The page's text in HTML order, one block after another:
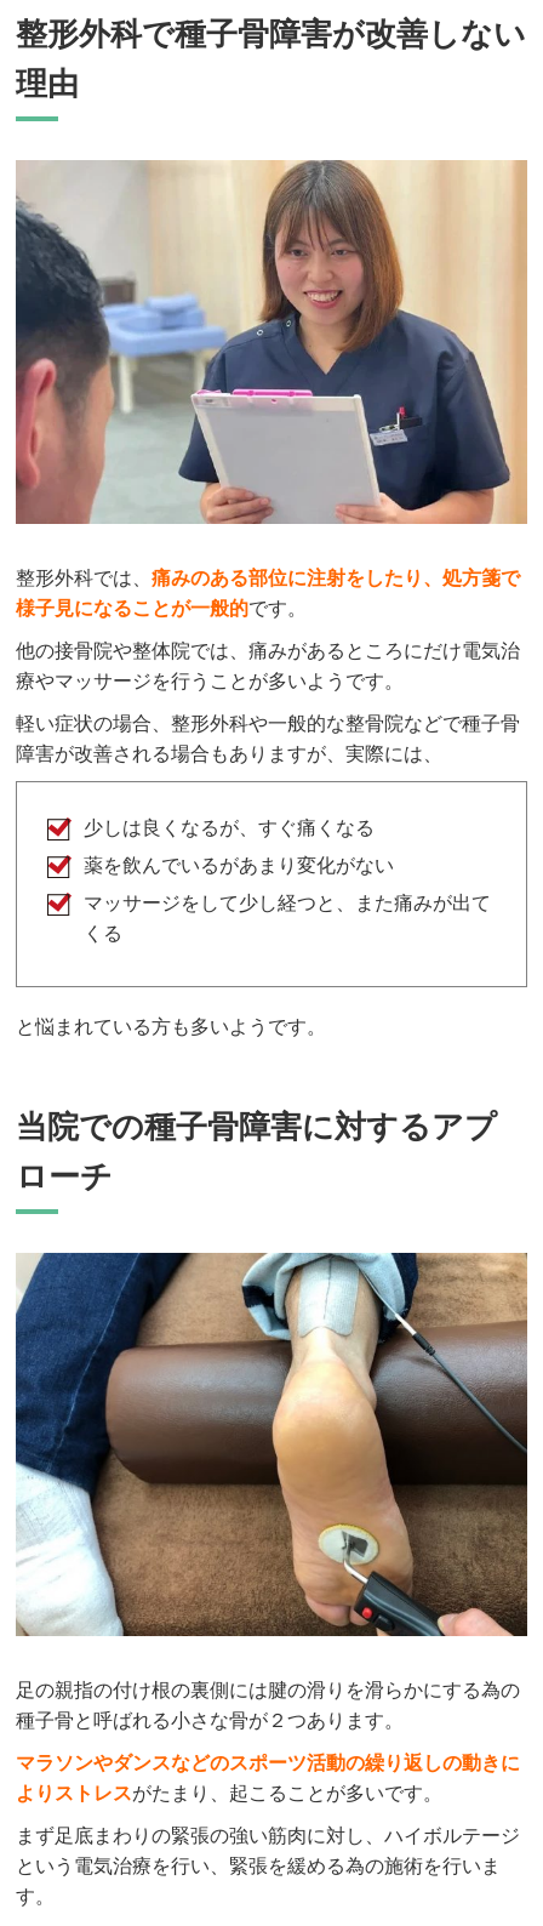
整形外科で種子骨障害が改善しない
理由
整形外科では、痛みのある部位に注射をしたり、処方箋で
様子見になることが一般的です。
他の接骨院や整体院では、痛みがあるところにだけ電気治
療やマッサージを行うことが多いようです。
軽い症状の場合、整形外科や一般的な整骨院などで種子骨
障害が改善される場合もありますが、実際には、
少しは良くなるが、すぐ痛くなる
薬を飲んでいるがあまり変化がない
マッサージをして少し経つと、また痛みが出て
くる
と悩まれている方も多いようです。
当院での種子骨障害に対するアプ
ローチ
足の親指の付け根の裏側には腱の滑りを滑らかにする為の
種子骨と呼ばれる小さな骨が２つあります。
マラソンやダンスなどのスポーツ活動の繰り返しの動きに
よりストレスがたまり、起こることが多いです。
まず足底まわりの緊張の強い筋肉に対し、ハイボルテージ
という電気治療を行い、緊張を緩める為の施術を行いま
す。